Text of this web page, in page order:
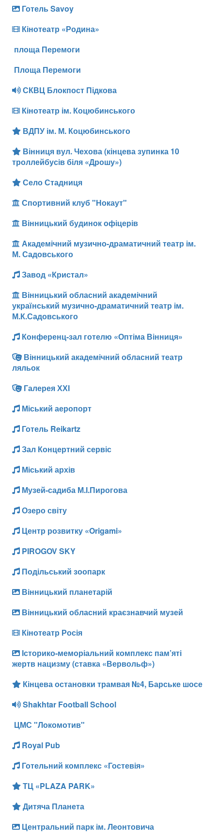
Готель Savoy
Кінотеатр «Родина»
площа Перемоги
Площа Перемоги
СКВЦ Блокпост Підкова
Кінотеатр ім. Коцюбинського
ВДПУ ім. М. Коцюбинського
Вінниця вул. Чехова (кінцева зупинка 10
троллейбусів біля «Дрошу»)
Село Стадниця
Спортивний клуб "Нокаут"
Вінницький будинок офіцерів
Академічний музично-драматичний театр ім.
М. Садовського
Завод «Кристал»
Вінницький обласний академічний
український музично-драматичний театр ім.
М.К.Садовського
Конференц-зал готелю «Оптіма Вінниця»
Вінницький академічний обласний театр
ляльок
Галерея ХХІ
Міський аеропорт
Готель Reikartz
Зал Концертний сервіс
Міський архів
Музей-садиба М.І.Пирогова
Озеро світу
Центр розвитку «Origami»
PIROGOV SKY
Подільський зоопарк
Вінницький планетарій
Вінницький обласний краєзнавчий музей
Кінотеатр Росія
Історико-меморіальний комплекс пам’яті
жертв нацизму (ставка «Вервольф»)
Кінцева остановки трамвая №4, Барське шосе
Shakhtar Football School
ЦМС "Локомотив"
Royal Pub
Готельний комплекс «Гостевія»
ТЦ «PLAZA PARK»
Дитяча Планета
Центральний парк ім. Леонтовича